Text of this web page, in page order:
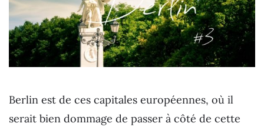
Berlin est de ces capitales européennes, où il
serait bien dommage de passer à côté de cette